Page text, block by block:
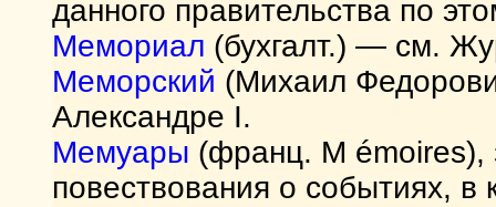
данного правительства по
Мемориал (бухгалт.) — см.
Меморский (Михаил
Александре I.
Мемуары (франц. M émoires),
повествования о событиях,